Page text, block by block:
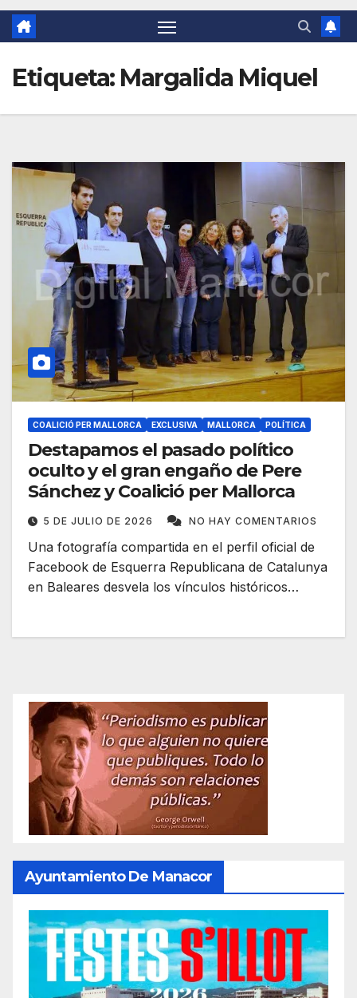
Etiqueta: Margalida Miquel
COALICIÓ PER MALLORCA EXCLUSIVA MALLORCA POLÍTICA
Destapamos el pasado político
oculto y el gran engaño de Pere
Sánchez y Coalició per Mallorca
5 DE JULIO DE 2026 NO HAY COMENTARIOS
Una fotografía compartida en el perfil oficial de
Facebook de Esquerra Republicana de Catalunya
en Baleares desvela los vínculos históricos…
Ayuntamiento De Manacor